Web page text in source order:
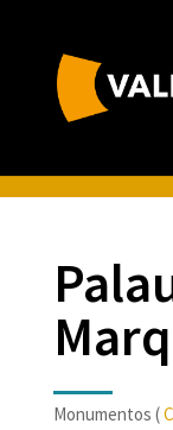
Monumentos (